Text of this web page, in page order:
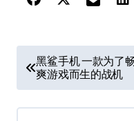
章
导
黑鲨手机 一款为了
爽游戏而生的战机